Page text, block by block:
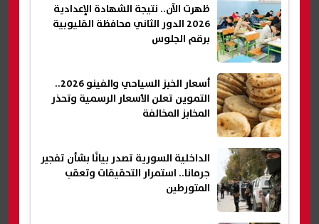
ظهرت الآن.. نتيجة الشهادة الإعدادية
2026 الدور الثاني محافظة القليوبية
برقم الجلوس
أسعار الخبز السياحي والفينو 2026..
التموين تعلن الأسعار الرسمية وتحذر
المخابز المخالفة
الداخلية السورية تصدر بيانًا بشأن تفجير
جرمانا.. استمرار التحقيقات وتعقب
المتورطين